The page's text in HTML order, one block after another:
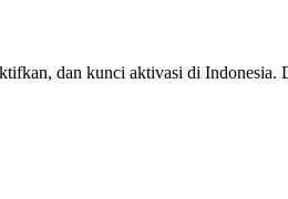
dan kunci aktivasi di Indonesia.